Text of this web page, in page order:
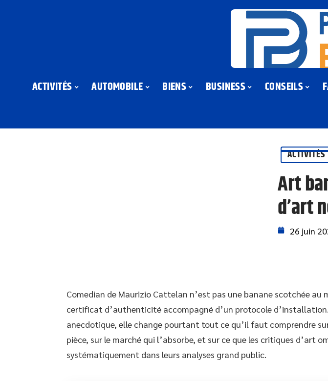
ACTIVITÉS AUTOMOBILE BIENS BUSINESS CONSEILS
ACTIVITÉS
Art
d’art
26 juin
Comedian de Maurizio Cattelan n’est pas une banane scotchée au
certificat d’authenticité accompagné d’un protocole
anecdotique, elle change pourtant tout ce qu’il faut comprendre
pièce, sur le marché qui l’absorbe, et sur ce que les critiques d’art
systématiquement dans leurs analyses grand public.